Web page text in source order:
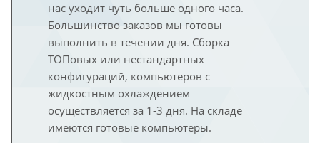
нас уходит чуть больше одного часа.
Большинство заказов мы готовы
выполнить в течении дня. Сборка
ТОПовых или нестандартных
конфигураций, компьютеров с
жидкостным охлаждением
осуществляется за 1-3 дня. На складе
имеются готовые компьютеры.